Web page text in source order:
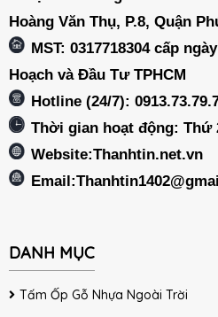
Hoàng Văn Thụ, P.8, Quận
MST: 0317718304 cấp
Hoạch và Đầu Tư TPHCM
Hotline (24/7):
Thời gian hoạt động: Thứ
Website:Thanhtin.net.vn
Email:
DANH MỤC
Tấm Ốp Gỗ Nhựa Ngoài Trời